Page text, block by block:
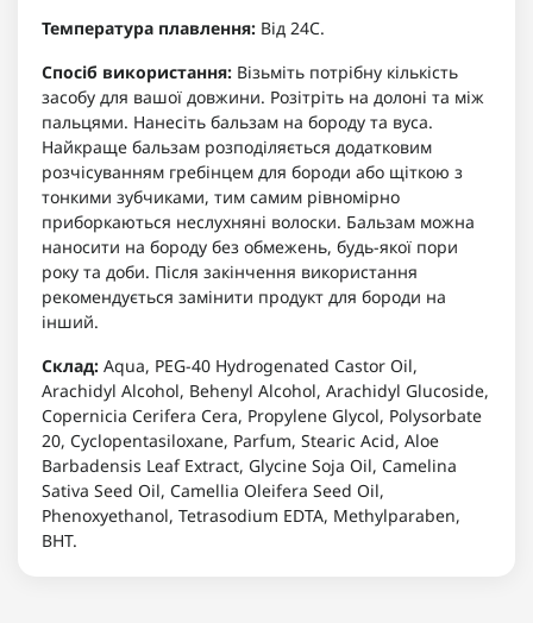
Температура плавлення: Від 24С.
Спосіб використання: Візьміть потрібну кількість
засобу для вашої довжини. Розітріть на долоні та між
пальцями. Нанесіть бальзам на бороду та вуса.
Найкраще бальзам розподіляється додатковим
розчісуванням гребінцем для бороди або щіткою з
тонкими зубчиками, тим самим рівномірно
приборкаються неслухняні волоски. Бальзам можна
наносити на бороду без обмежень, будь-якої пори
року та доби. Після закінчення використання
рекомендується замінити продукт для бороди на
інший.
Склад: Aqua, PEG-40 Hydrogenated Castor Oil,
Arachidyl Alcohol, Behenyl Alcohol, Arachidyl Glucoside,
Copernicia Cerifera Cera, Propylene Glycol, Polysorbate
20, Cyclopentasiloxane, Parfum, Stearic Acid, Aloe
Barbadensis Leaf Extract, Glycine Soja Oil, Camelina
Sativa Seed Oil, Camellia Oleifera Seed Oil,
Phenoxyethanol, Tetrasodium EDTA, Methylparaben,
BHT.